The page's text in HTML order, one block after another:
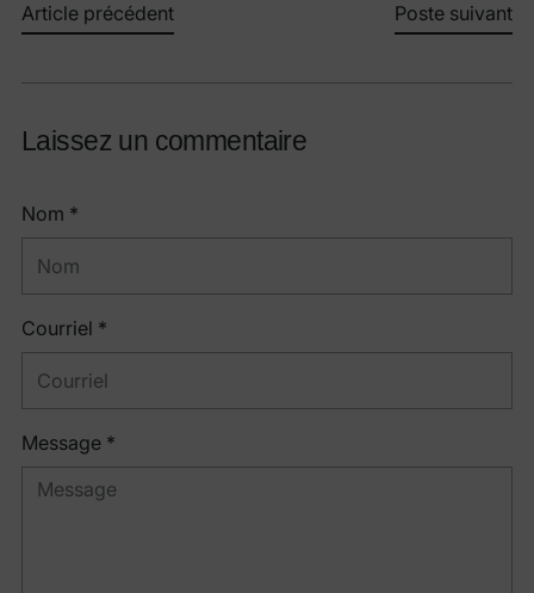
Article précédent Poste suivant
Laissez un commentaire
Nom *
Courriel *
Message *